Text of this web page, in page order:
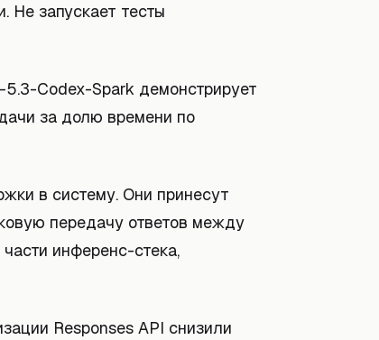
Не запускает тесты
Codex-Spark демонстрирует
за долю времени по
в систему. Они принесут
передачу ответов между
инференс-стека,
Responses API снизили